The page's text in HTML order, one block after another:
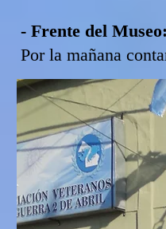
- Frente del Museo:
Por la mañana